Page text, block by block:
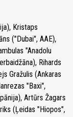
Kristaps
("Dubai", AAE),
"Anadolu
Rihards
Gražulis (Ankaras
"Baxi",
Artūrs Žagars
(Ļeidas "Hiopos",